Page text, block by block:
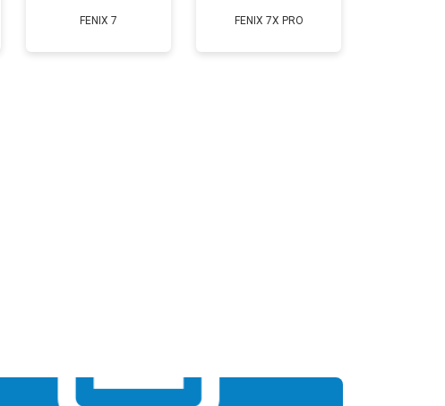
FENIX 7 FENIX 7X PRO